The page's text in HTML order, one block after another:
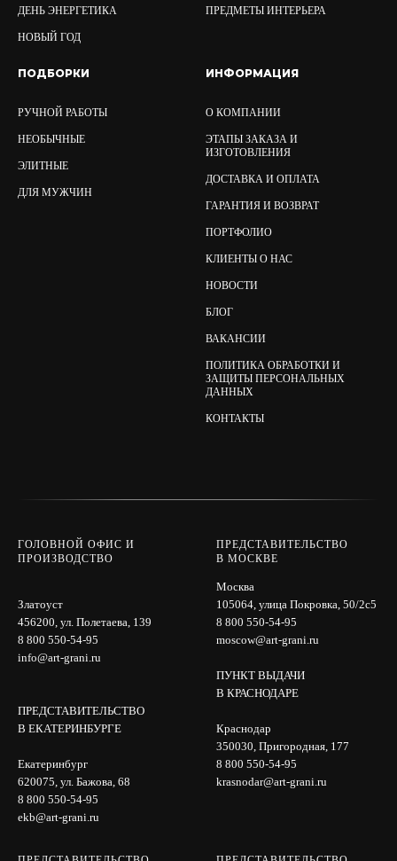
ДЕНЬ ЭНЕРГЕТИКА
НОВЫЙ ГОД
ПРЕДМЕТЫ ИНТЕРЬЕРА
ПОДБОРКИ
РУЧНОЙ РАБОТЫ
НЕОБЫЧНЫЕ
ЭЛИТНЫЕ
ДЛЯ МУЖЧИН
ИНФОРМАЦИЯ
О КОМПАНИИ
ЭТАПЫ ЗАКАЗА И
ИЗГОТОВЛЕНИЯ
ДОСТАВКА И ОПЛАТА
ГАРАНТИЯ И ВОЗВРАТ
ПОРТФОЛИО
КЛИЕНТЫ О НАС
НОВОСТИ
БЛОГ
ВАКАНСИИ
ПОЛИТИКА ОБРАБОТКИ И
ЗАЩИТЫ ПЕРСОНАЛЬНЫХ
ДАННЫХ
КОНТАКТЫ
ГОЛОВНОЙ ОФИС И
ПРОИЗВОДСТВО
Златоуст
456200, ул. Полетаева, 139
8 800 550-54-95
info@art-grani.ru
ПРЕДСТАВИТЕЛЬСТВО
В ЕКАТЕРИНБУРГЕ
Екатеринбург
620075, ул. Бажова, 68
8 800 550-54-95
ekb@art-grani.ru
ПРЕДСТАВИТЕЛЬСТВО
В МОСКВЕ
Москва
105064, улица Покровка, 50/2с5
8 800 550-54-95
moscow@art-grani.ru
ПУНКТ ВЫДАЧИ
В КРАСНОДАРЕ
Краснодар
350030, Пригородная, 177
8 800 550-54-95
krasnodar@art-grani.ru